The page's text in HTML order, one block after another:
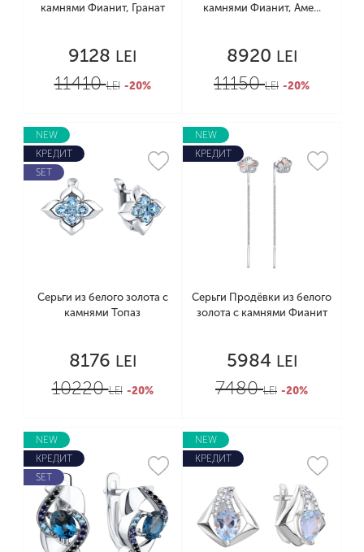
камнями Фианит, Гранат
9128 LEI
11410LEI -20%
камнями Фианит, Аме...
8920 LEI
11150LEI -20%
NEW
КРЕДИТ
SET
Серьги из белого золота с
камнями Топаз
8176 LEI
10220LEI -20%
NEW
КРЕДИТ
Серьги Продёвки из белого
золота с камнями Фианит
5984 LEI
7480LEI -20%
NEW
КРЕДИТ
SET
NEW
КРЕДИТ